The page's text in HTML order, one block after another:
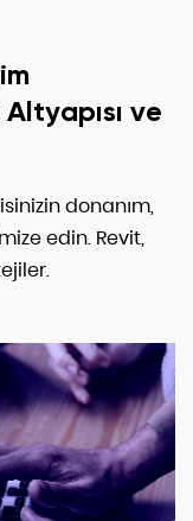
Altyapısı ve
donanım,
edin. Revit,